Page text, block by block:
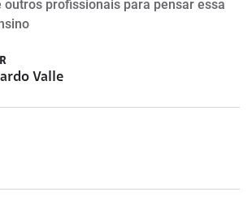
profissionais para pensar essa
Valle